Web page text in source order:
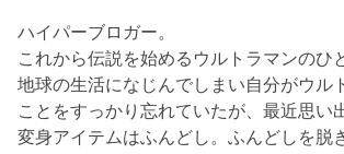
ハイパーブロガー。
これから伝説を始めるウルトラマンのひ
地球の生活になじんでしまい自分がウル
ことをすっかり忘れていたが、最近思い
変身アイテムはふんどし。ふんどしを脱